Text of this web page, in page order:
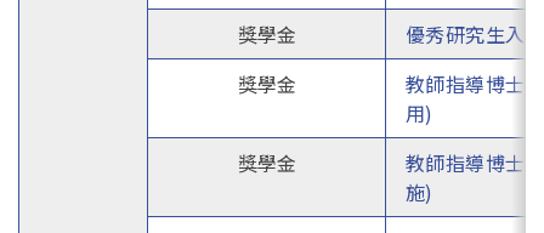
獎學金
優秀研究生入
獎學金
教師指導博士
用)
獎學金
教師指導博士
施)